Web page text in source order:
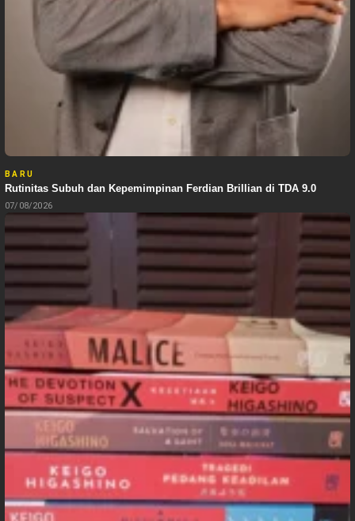
BARU
Rutinitas Subuh dan Kepemimpinan Ferdian Brillian di TDA 9.0
07/08/2026